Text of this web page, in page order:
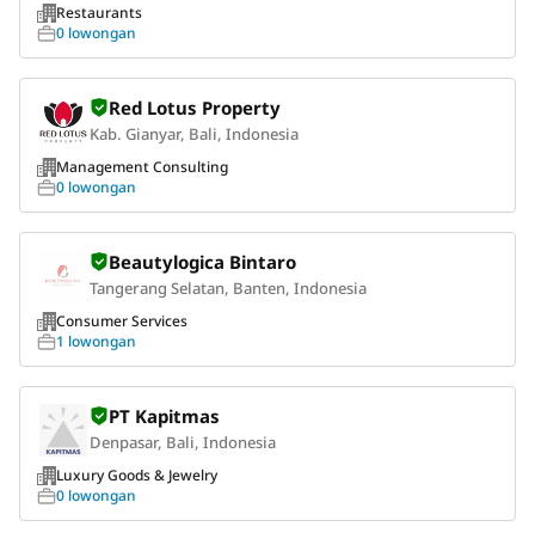
Restaurants
0 lowongan
Red Lotus Property
Kab. Gianyar, Bali, Indonesia
Management Consulting
0 lowongan
Beautylogica Bintaro
Tangerang Selatan, Banten, Indonesia
Consumer Services
1 lowongan
PT Kapitmas
Denpasar, Bali, Indonesia
Luxury Goods & Jewelry
0 lowongan